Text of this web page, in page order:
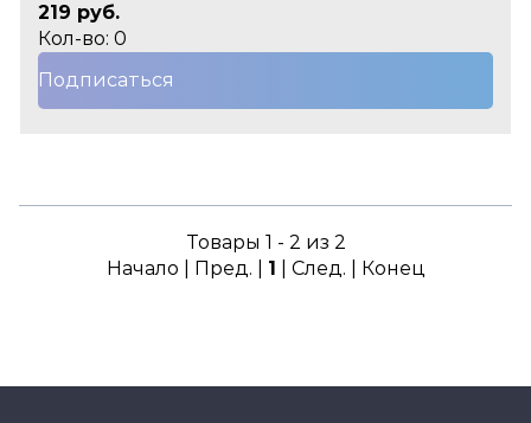
219 руб.
Кол-во: 0
Подписаться
Товары 1 - 2 из 2
Начало | Пред. | 1 | След. | Конец